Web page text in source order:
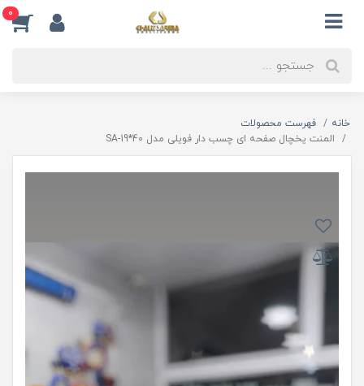
0
خانه
فهرست محصولات
المنت یخچال صفحه ای چسب دار فویلی مدل SA-19*40